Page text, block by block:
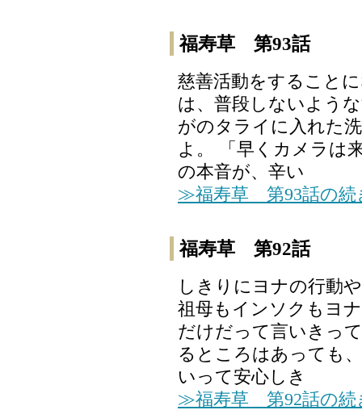
福寿草 第93話
慈善活動をすること
は、普段しないよう
がのタライに入れた
よ。 「早くカメラは
の本音が、辛い
≫福寿草 第93話の続
福寿草 第92話
しきりにヨナの行動
祖母もインソクもヨ
だけだって言いきっ
るところはあっても
いって安心しき
≫福寿草 第92話の続